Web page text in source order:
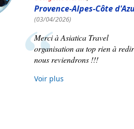
Ce voyage a été parfaitement
organisé du début à la fin. Notre
représentante fut Mme Le Thu et
nous n'avons que de bons mots à
son sujet.